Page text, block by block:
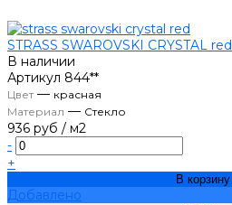
STRASS SWAROVSKI CRYSTAL red
В наличии
Артикул 844**
Цвет— красная
Материал — Стекло
936 руб / м2
-
+
В корзину
Добавлено